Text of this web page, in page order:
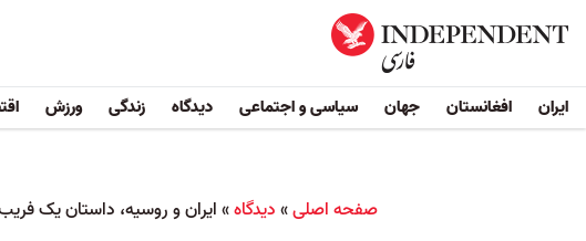
ایران افغانستان جهان سیاسی و اجتماعی دیدگاه زندگی ورزش
صفحه اصلی»دیدگاه»ایران و روسیه، داستان یک